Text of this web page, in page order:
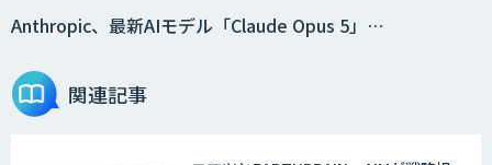
Anthropic、最新AIモデル「Claude Opus 5」…
関連記事